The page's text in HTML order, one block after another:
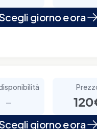
giorno e ora
-
giorno e ora